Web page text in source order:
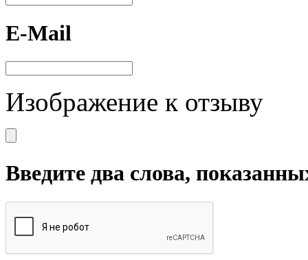
E-Mail
Изображение к отзыву
Введите два слова,